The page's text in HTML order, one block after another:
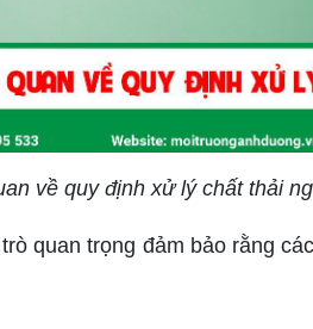
về quy định xử lý chất thải
quan trọng đảm bảo rằng